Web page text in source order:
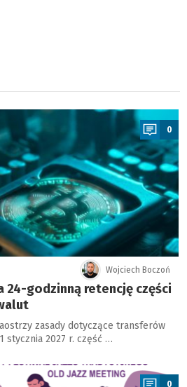
0
Wojciech Boczoń
24-godzinną retencję części
zasady dotyczące transferów
stycznia 2027 r. część …
0